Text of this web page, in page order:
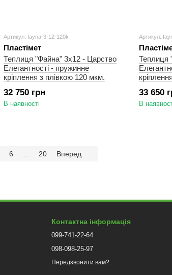
Артикул: fayna-3-12-120k
Пластімет
Теплиця "Файна" 3х12 - Царство
Елегантності - пружинне
кріплення з плівкою 120 мкм.
32 750 грн
В наявності
Артикул:
Теплиця
33 650
В
6 20 Вперед
Контактна інформація
099-741-22-64
098-098-25-97
Передзвонити вам?